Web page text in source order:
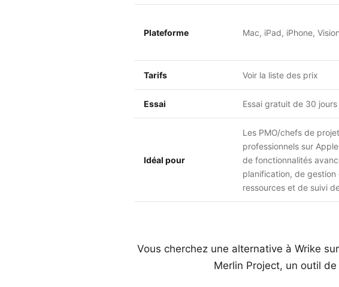
Plateforme Mac, iPad, iPhone,
Tarifs Voir la liste des prix
Essai Essai gratuit de 30 jours
Idéal pour
Les PMO/chefs de projet
professionnels sur
de fonctionnalités
planification, de gestion
ressources et de suivi
Vous cherchez une alternative à Wrike
Merlin Project, un outil